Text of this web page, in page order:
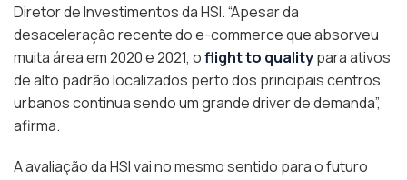
Diretor de Investimentos da HSI. “Apesar da
desaceleração recente do e-commerce que absorveu
muita área em 2020 e 2021, oflight to qualitypara ativos
de alto padrão localizados perto dos principais centros
urbanos continua sendo um grande driver de demanda”,
afirma.
A avaliação da HSI vai no mesmo sentido para o futuro